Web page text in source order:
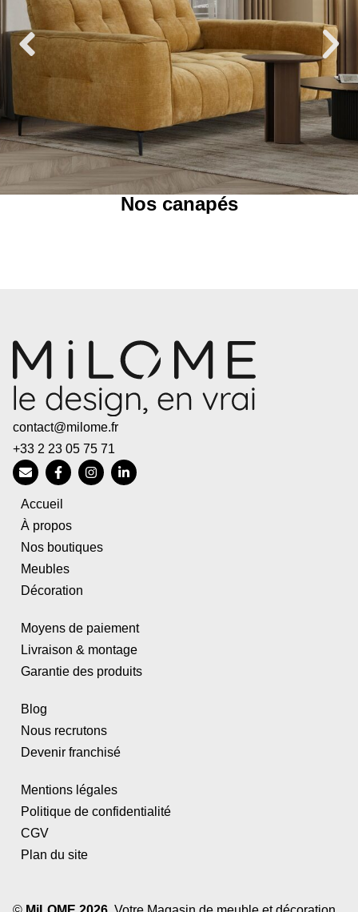
Nos canapés
Accueil
À propos
Nos boutiques
Meubles
Décoration
Moyens de paiement
Livraison & montage
Garantie des produits
Blog
Nous recrutons
Devenir franchisé
Mentions légales
Politique de confidentialité
CGV
Plan du site
contact@milome.fr
+33 2 23 05 75 71